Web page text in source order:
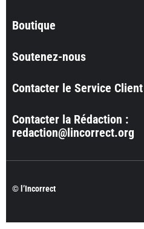
Boutique
Soutenez-nous
Contacter le Service Client
Contacter la Rédaction :
redaction@lincorrect.org
© l’Incorrect